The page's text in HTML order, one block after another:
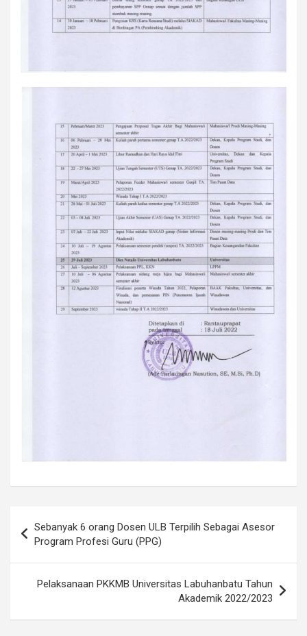
navigation
Sebanyak 6 orang Dosen ULB Terpilih Sebagai Asesor
Program Profesi Guru (PPG)
Pelaksanaan PKKMB Universitas Labuhanbatu Tahun
Akademik 2022/2023